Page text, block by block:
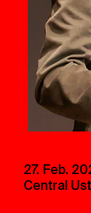
27. Feb.
Central